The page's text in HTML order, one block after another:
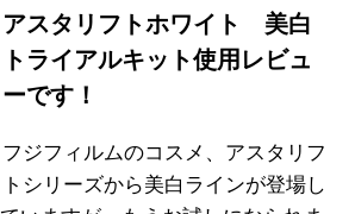
アスタリフトホワイト 美白
トライアルキット使用レビュ
ーです！
フジフィルムのコスメ、アスタリフ
トシリーズから美白ラインが登場し